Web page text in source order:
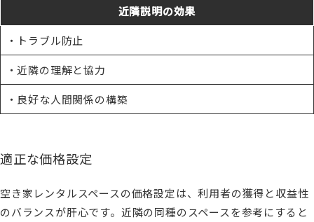
近隣説明の効果
・トラブル防止
・近隣の理解と協力
・良好な人間関係の構築
適正な価格設定
空き家レンタルスペースの価格設定は、利用者の獲得と収益性
のバランスが肝心です。近隣の同種のスペースを参考にすると